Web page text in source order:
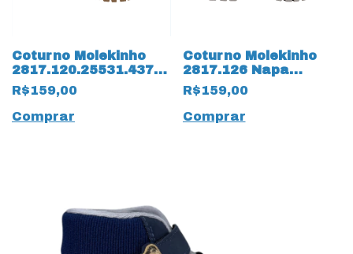
Coturno Molekinho
2817.120.25531.43792
Napa atlanta 15246
Café
R$159,00
Comprar
Coturno Molekinho
2817.126 Napa
Moscou 18243 Pinhão
R$159,00
Comprar